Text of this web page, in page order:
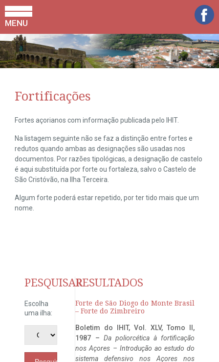
MENU
Fortificações
Fortes açorianos com informação publicada pelo IHIT.
Na listagem seguinte não se faz a distinção entre fortes e
redutos quando ambas as designações são usadas nos
documentos. Por razões tipológicas, a designação de castelo
é aqui substituída por forte ou fortaleza, salvo o Castelo de
São Cristóvão, na Ilha Terceira.
Algum forte poderá estar repetido, por ter tido mais que um
nome.
PESQUISAR
Escolha
uma ilha:
RESULTADOS
Forte de São Diogo do Monte Brasil
– Forte do Zimbreiro
Boletim do IHIT, Vol. XLV, Tomo II,
1987 – Da poliorcética à fortificação
nos Açores – Introdução ao estudo do
sistema defensivo nos Açores nos